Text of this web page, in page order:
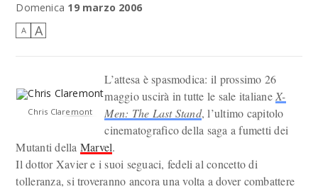
Domenica 19 marzo 2006
A A
Chris Claremont
L’attesa è spasmodica: il prossimo 26
maggio uscirà in tutte le sale italiane X-
Men: The Last Stand, l’ultimo capitolo
cinematografico della saga a fumetti dei
Mutanti della Marvel.
Il dottor Xavier e i suoi seguaci, fedeli al concetto di
tolleranza, si troveranno ancora una volta a dover combattere